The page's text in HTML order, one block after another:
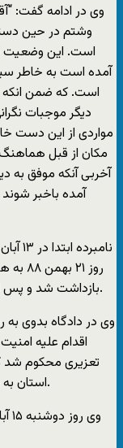
وی در ادامه گفت:
وشتم در حین
است. این وضعیت
آمده است به خاطر
است. که ضمن
دیگر موجبات
مکان از قبل
آخربی آنکه موفق به
آمده باخبر شوند
روز
بازداشت شد و پس از تحمل ۴۰ روز بازداشت با تودیع وثیقه آزاد شد.
وی در دادگاه بدوی به
استان به پنج سال و شش ماه حبس تعزیری تقلیل یافت.